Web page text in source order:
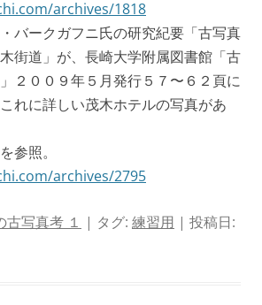
archives/1818
バークガフニ氏の研究紀要「古写真
街道」が、長崎大学附属図書館「古
２００９年５月発行５７〜６２頁に
れに詳しい茂木ホテルの写真があ
を参照。
archives/2795
古写真考 １ | タグ: 練習用 | 投稿日: